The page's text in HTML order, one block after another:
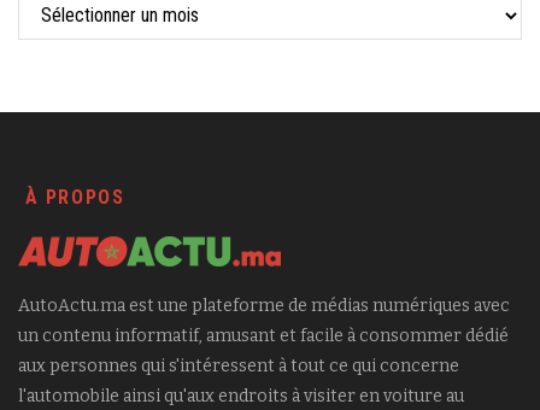
À PROPOS
AutoActu.ma est une plateforme de médias numériques avec
un contenu informatif, amusant et facile à consommer dédié
aux personnes qui s'intéressent à tout ce qui concerne
l'automobile ainsi qu'aux endroits à visiter en voiture au